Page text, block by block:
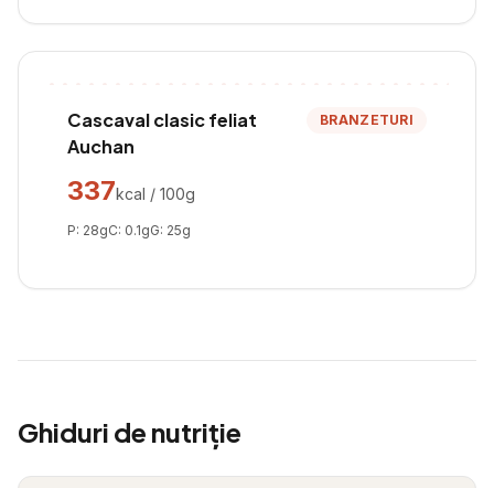
Cascaval clasic feliat
Auchan
BRANZETURI
337kcal / 100g
P: 28gC: 0.1gG: 25g
Ghiduri de nutriție